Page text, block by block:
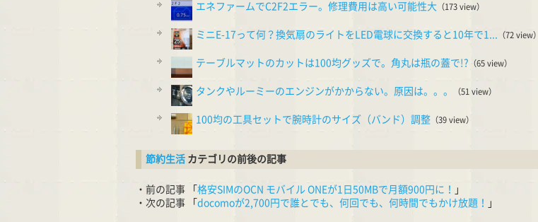
エネファームでC2F2エラー。修理費用は高い可能性大 （173 view）
ミニE-17って何？換気扇のライトをLED電球に交換すると10年で1... （72 view）
テーブルマットのカットは100均グッズで。角丸は瓶の蓋で!? （65 view）
タンクやルーミーのエンジンがかからない。原因は。。。 （51 view）
100均の工具セットで腕時計のサイズ（バンド）調整 （39 view）
節約生活 カテゴリの前後の記事
・前の記事 「 格安SIMのOCN モバイル ONEが1日50MBで月額900円に！
」
・次の記事 「 docomoが2,700円で誰とでも、何回でも、何時間でもかけ放題！ 」